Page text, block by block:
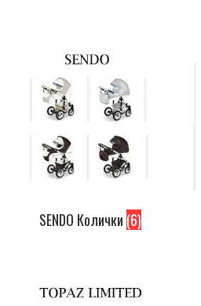
SENDO Колички (6)